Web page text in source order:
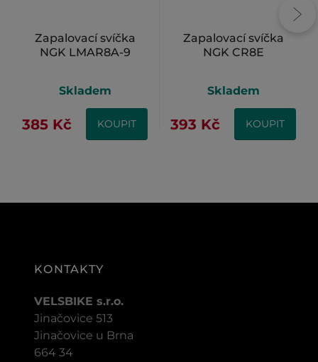
Zapalovací svíčka
NGK LMAR8A-9
Skladem
385 Kč KOUPIT
Zapalovací svíčka
NGK CR8E
Skladem
393 Kč KOUPIT
KONTAKTY
VELSBIKE s.r.o.
Jinačovice 513
Jinačovice u Brna
664 34